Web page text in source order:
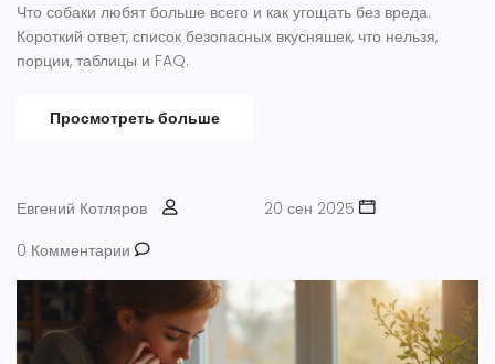
Что собаки любят больше всего и как угощать без вреда.
Короткий ответ, список безопасных вкусняшек, что нельзя,
порции, таблицы и FAQ.
Просмотреть больше
Евгений Котляров
20 сен 2025
0 Комментарии